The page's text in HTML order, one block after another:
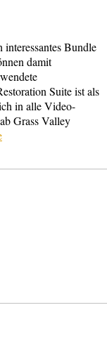
Bundle
damit
Suite ist als
in alle Video-
Grass Valley